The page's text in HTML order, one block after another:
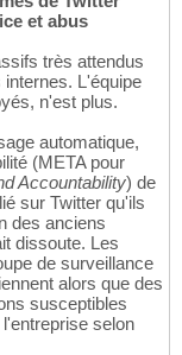
et abus
très attendus
L'équipe
n'est plus.
automatique,
(META pour
Accountability) de
sur Twitter qu'ils
des anciens
dissoute. Les
de surveillance
alors que des
susceptibles
selon